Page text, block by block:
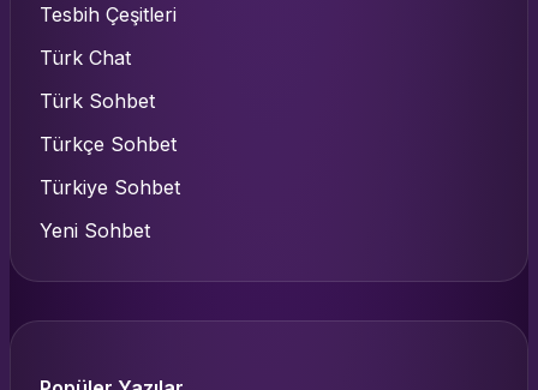
Tesbih Çeşitleri
Türk Chat
Türk Sohbet
Türkçe Sohbet
Türkiye Sohbet
Yeni Sohbet